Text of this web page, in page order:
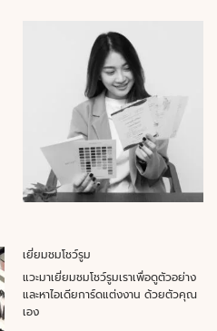
เยี่ยมชมโชว์รูม
แวะมาเยี่ยมชมโชว์รูมเราเพื่อดูตัวอย่าง
และหาไอเดียการ์ดแต่งงาน ด้วยตัวคุณ
เอง